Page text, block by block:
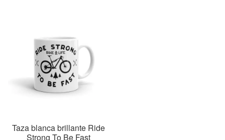
Taza blanca brillante Ride
Strong To Be Fast